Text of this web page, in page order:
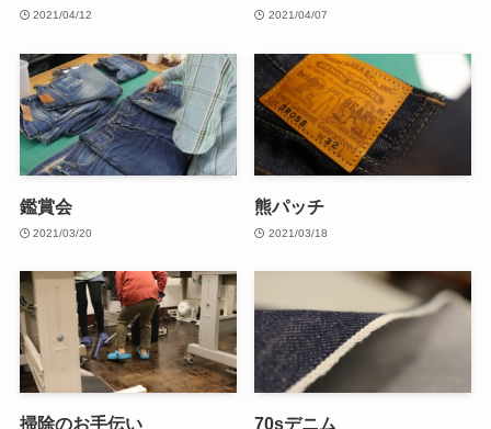
2021/04/12 2021/04/07
鑑賞会
2021/03/20
熊パッチ
2021/03/18
掃除のお手伝い 70sデニム